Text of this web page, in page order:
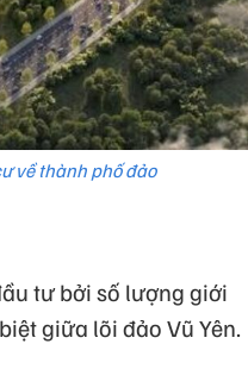
về thành phố đảo
tư bởi số lượng giới
giữa lõi đảo Vũ Yên.